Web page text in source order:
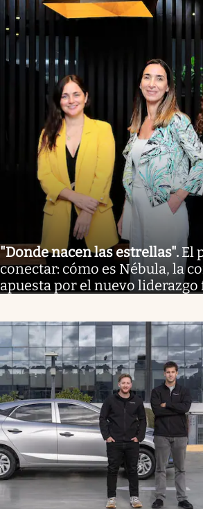
"Donde nacen las estrellas". El
conectar: cómo es Nébula, la
apuesta por el nuevo